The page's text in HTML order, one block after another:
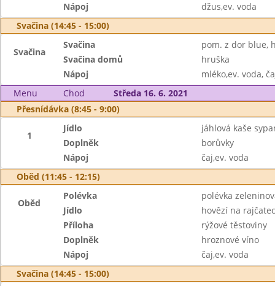
Nápoj
džus,ev. voda
Svačina (14:45 - 15:00)
Svačina
Svačina
pom. z dor blue,
Svačina domů
hruška
Nápoj
mléko,ev. voda,
Menu
Chod
Středa 16. 6. 2021
Přesnídávka (8:45 - 9:00)
1
Jídlo
jáhlová kaše
Doplněk
borůvky
Nápoj
čaj,ev. voda
Oběd (11:45 - 12:15)
Oběd
Polévka
polévka
Jídlo
hovězí na
Příloha
rýžové těstoviny
Doplněk
hroznové víno
Nápoj
čaj,ev. voda
Svačina (14:45 - 15:00)